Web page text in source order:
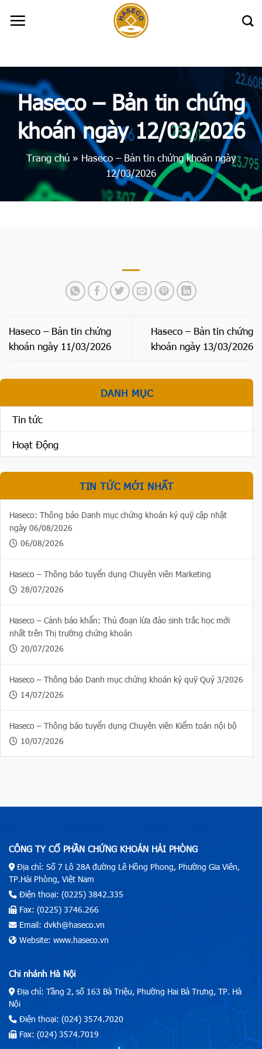
Haseco – Bản tin chứng
khoán ngày 12/03/2026
Trang chủ » Haseco – Bản tin chứng khoán ngày
12/03/2026
Haseco – Bản tin chứng
khoán ngày 11/03/2026
Haseco – Bản tin chứng
khoán ngày 13/03/2026
DANH MỤC
Tin tức
Hoạt Động
TIN TỨC MỚI NHẤT
Haseco: Thông báo Danh mục chứng khoán ký quỹ cập nhật
ngày 06/08/2026
06/08/2026
Haseco – Thông báo tuyển dụng Chuyên viên Marketing
28/07/2026
Haseco – Cảnh báo khẩn: Thủ đoạn lừa đảo sinh trắc học mới
nhất trên Thị trường chứng khoán
20/07/2026
Haseco – Thông báo Danh mục chứng khoán ký quỹ Quý 3/2026
14/07/2026
Haseco – Thông báo tuyển dụng Chuyên viên Kiểm toán nội bộ
10/07/2026
CÔNG TY CỔ PHẦN CHỨNG KHOÁN HẢI PHÒNG
Địa chỉ: Số 7 Lô 28A đường Lê Hồng Phong, Phường Gia Viên,
TP.Hải Phòng, Việt Nam
Điện thoại: (0225) 3842.335
Fax: (0225) 3746.266
Email: dvkh@haseco.vn
Website: www.haseco.vn
Chi nhánh Hà Nội
Địa chỉ: Tầng 2, số 163 Bà Triệu, Phường Hai Bà Trưng, TP. Hà
Nội
Điện thoại: (024) 3574.7020
Fax: (024) 3574.7019